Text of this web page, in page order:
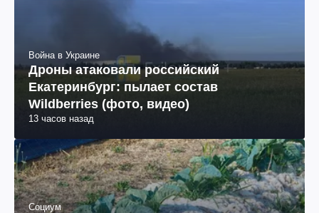
Война в Украине
Дроны атаковали российский
Екатеринбург: пылает состав
Wildberries (фото, видео)
13 часов назад
Социум